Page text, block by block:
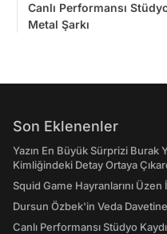
Canlı Performansı
Metal Şarkı
Son Eklenenler
Yazın En Büyük Sürprizi Burak
Kimliğindeki Detay Ortaya
Squid Game Hayranlarını
Dursun Özbek'in Veda
Canlı Performansı Stüdyo